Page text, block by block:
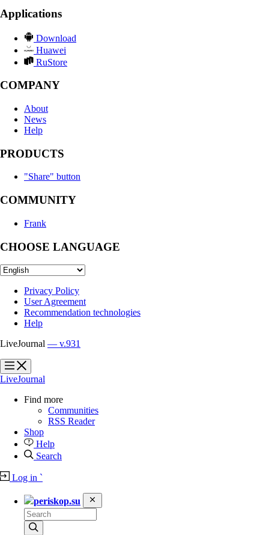
Applications
Download
Huawei
RuStore
COMPANY
About
News
Help
PRODUCTS
"Share" button
COMMUNITY
Frank
CHOOSE LANGUAGE
Privacy Policy
User Agreement
Recommendation technologies
Help
LiveJournal — v.931
?
?
LiveJournal
Find more
Communities
RSS Reader
Shop
Help
Search
Log in `
periskop.su